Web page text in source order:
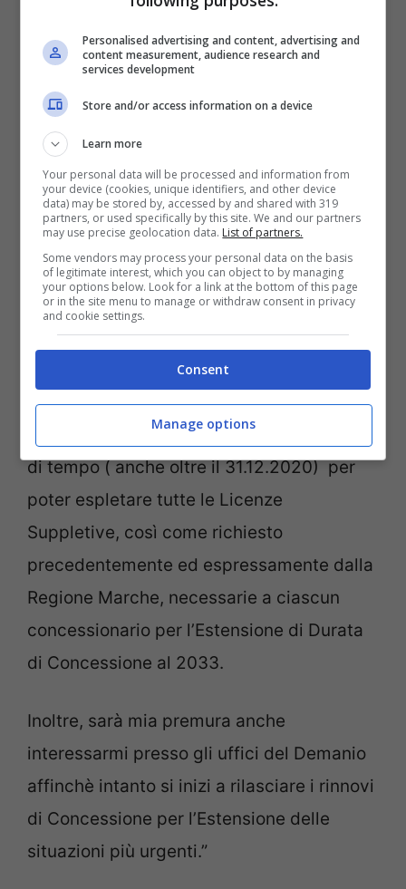
Precisazione doverosa anche per alcuni
articoli usciti di recente sulla stampa,che
hanno creato ancora più insicurezza tra la
categoria, riguardanti uno chalet di
Grottammare che va all’asta, non a causa
della Direttiva Bolkeinstein, ma rientrante
in un concordato preventivo della Ditta
Soledil proprietaria della struttura che
addirittura ricade su una superficie di
proprietà e non sul terreno demaniale.
Ribadisco per l’ennesima volta di stare
tutti tranquilli, di lasciar lavorare gli Uffici
comunali preposti che avranno necessità
di tempo ( anche oltre il 31.12.2020) per
poter espletare tutte le Licenze
Suppletive, così come richiesto
precedentemente ed espressamente dalla
Regione Marche, necessarie a ciascun
concessionario per l’Estensione di Durata
di Concessione al 2033.
Inoltre, sarà mia premura anche
interessarmi presso gli uffici del Demanio
affinchè intanto si inizi a rilasciare i rinnovi
di Concessione per l’Estensione delle
situazioni più urgenti.”
Personalised advertising and content, advertising and
content measurement, audience research and
services development
Store and/or access information on a device
Learn more
Your personal data will be processed and information from
your device (cookies, unique identifiers, and other device
data) may be stored by, accessed by and shared with 319
partners, or used specifically by this site. We and our partners
may use precise geolocation data. List of partners.
Some vendors may process your personal data on the basis
of legitimate interest, which you can object to by managing
your options below. Look for a link at the bottom of this page
or in the site menu to manage or withdraw consent in privacy
and cookie settings.
Consent
Manage options